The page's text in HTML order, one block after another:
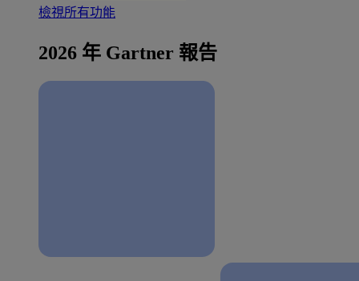
檢視所有功能
2026 年 Gartner 報告